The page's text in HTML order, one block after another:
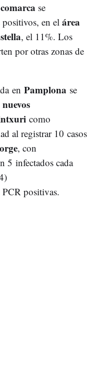
se
en el área
, el 11%. Los
por otras zonas de
en Pamplona se
como
al registrar 10 casos
, con
5 infectados cada
positivas.